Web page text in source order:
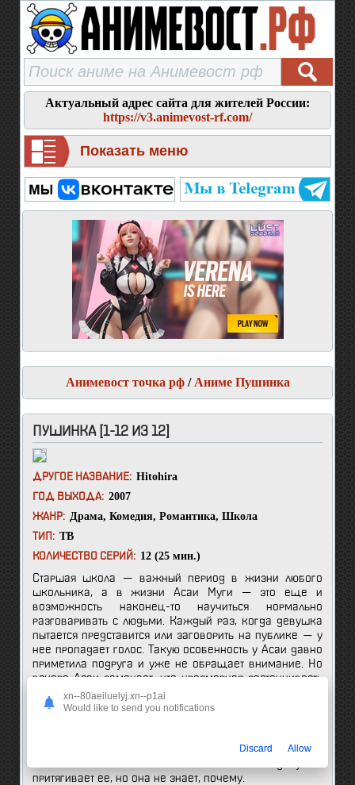
Актуальный адрес сайта для жителей России:
https://v3.animevost-rf.com/
Показать меню
Анимевост точка рф/ Аниме Пушинка
ПУШИНКА [1-12 ИЗ 12]
ДРУГОЕ НАЗВАНИЕ: Hitohira
ГОД ВЫХОДА: 2007
ЖАНР: Драма, Комедия, Романтика, Школа
ТИП: ТВ
КОЛИЧЕСТВО СЕРИЙ: 12 (25 мин.)
Старшая школа — важный период в жизни любого
школьника, а в жизни Асаи Муги — это еще и
возможность наконец-то научиться нормально
разговаривать с людьми. Каждый раз, когда девушка
пытается представится или заговорить на публике — у
нее пропадает голос. Такую особенность у Асаи давно
приметила подруга и уже не обращает внимание. Но
вскоре Асаи замечает, что чрезмерная застенчивость
не просто мешает общению, а закрывает ей глаза на
будущее. Девушка не понимает, какой путь она
обнаруживает там карнавальный костюм богини
притягивает ее, но она не знает, почему.
xn--80aeiluelyj.xn--p1ai
Would like to send you notifications
Discard Allow